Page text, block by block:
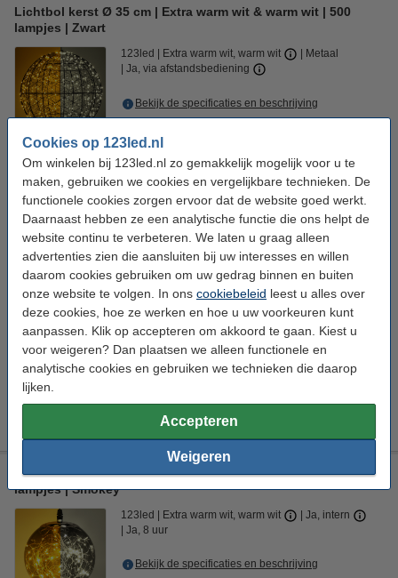
Cookies op 123led.nl
Om winkelen bij 123led.nl zo gemakkelijk mogelijk voor u te
maken, gebruiken we cookies en vergelijkbare technieken. De
functionele cookies zorgen ervoor dat de website goed werkt.
Daarnaast hebben ze een analytische functie die ons helpt de
website continu te verbeteren. We laten u graag alleen
advertenties zien die aansluiten bij uw interesses en willen
daarom cookies gebruiken om uw gedrag binnen en buiten
onze website te volgen. In ons cookiebeleid leest u alles over
deze cookies, hoe ze werken en hoe u uw voorkeuren kunt
aanpassen. Klik op accepteren om akkoord te gaan. Kiest u
voor weigeren? Dan plaatsen we alleen functionele en
analytische cookies en gebruiken we technieken die daarop
lijken.
Accepteren
Weigeren
Lichtbol kerst Ø 35 cm | Extra warm wit & warm wit | 500
lampjes | Zwart
5
123led Extra warm wit, warm wit
Metaal
Ja, via afstandsbediening
Bekijk de specificaties en beschrijving
€ 39,95 Bestellen
Vlaggenmast ring | Vlagcorrector | 360° | Aluminium | Zilver
€ 9,95
Stopcontactverdeler 4-voudig voor buiten | 2 meter | IP44 |
Zwart | Brennenstuhl
Bevestigingsset voor kerstverlichting | 80 stuks
€ 7,95
Dit kerstartikel zal medio september 2026 worden verstuurd.
Lichtbol kerst Ø 18 cm | Extra warm wit & warm wit | 80
lampjes | Smokey
123led Extra warm wit, warm wit
Ja, intern
Ja, 8 uur
Bekijk de specificaties en beschrijving